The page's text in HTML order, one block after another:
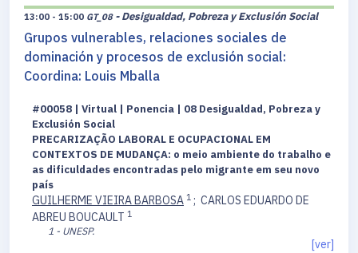
13:00 - 15:00 GT_08 - Desigualdad, Pobreza y Exclusión Social
Grupos vulnerables, relaciones sociales de
dominación y procesos de exclusión social:
Coordina: Louis Mballa
#00058 | Virtual | Ponencia | 08 Desigualdad, Pobreza y
Exclusión Social
PRECARIZAÇÃO LABORAL E OCUPACIONAL EM
CONTEXTOS DE MUDANÇA: o meio ambiente do trabalho e
as dificuldades encontradas pelo migrante em seu novo
país
GUILHERME VIEIRA BARBOSA 1 ; CARLOS EDUARDO DE
ABREU BOUCAULT 1
1 - UNESP.
[ver]